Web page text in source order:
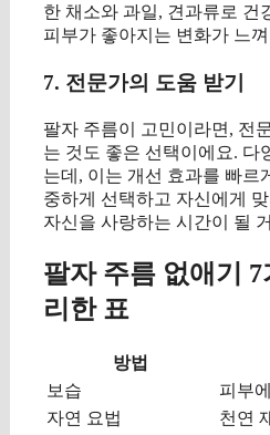
한 채소와 과일, 견과류로 건
피부가 좋아지는 변화가 느
7. 전문가의 도움 받기
팔자 주름이 고민이라면, 전
는 것도 좋은 선택이에요. 다
는데, 이는 개선 효과를 빠르
중하게 선택하고 자신에게
자신을 사랑하는 시간이 될
팔자 주름 없애기
리한 표
방법
보습
피부
자연 요법
천연